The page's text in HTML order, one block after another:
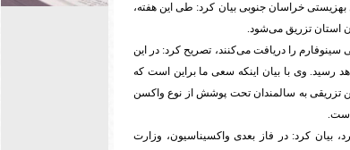
خراسان جنوبی بیان کرد: طی این هفته،
استان تزریق می‌شود.
واکسن چینی سینوفارم را دریافت می‌کنند، تصریح کرد: در این
در مراکز بهزیستی خراسان جنوبی به ۶۵۰ تا ۷۰۰ نفر خواهد رسید. وی با بیان اینکه سعی ما براین است که
تزریقی به سالمندان تحت پوشش از نوع واکسن
بیان کرد: در فاز بعدی واکسیناسیون، وزارت